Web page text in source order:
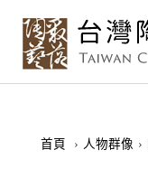
首頁 › 人物群像 ›